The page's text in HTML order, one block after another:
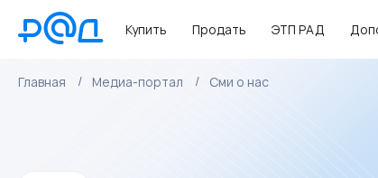
Купить Продать ЭТП РАД
Главная Медиа-портал Сми о нас